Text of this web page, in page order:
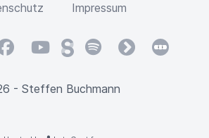
Impressum
YouTubeSteadySpotifyfyyd
- Steffen Buchmann